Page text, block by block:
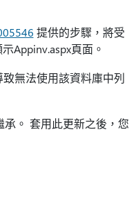
提供的步驟，將受
Appinv.aspx頁面。
無法使用該資料庫中列
。 套用此更新之後，您